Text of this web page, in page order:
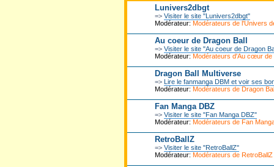
Lunivers2dbgt
=> Visiter le site "Lunivers2dbgt"
Modérateur: Modérateurs de l'Univers
Au coeur de Dragon Ball
=> Visiter le site "Au coeur de Dragon
Modérateur: Modérateurs d'Au cœur de
Dragon Ball Multiverse
=> Lire le fanmanga DBM et voir ses
Modérateur: Modérateurs de Dragon
Fan Manga DBZ
=> Visiter le site "Fan Manga DBZ"
Modérateur: Modérateurs de Fan
RetroBallZ
=> Visiter le site "RetroBallZ"
Modérateur: Modérateurs de RetroBallZ